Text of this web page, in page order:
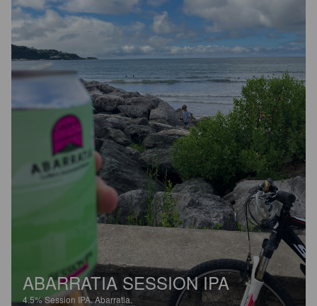
ABARRATIA SESSION IPA
4.5%Session IPA.Abarratia.